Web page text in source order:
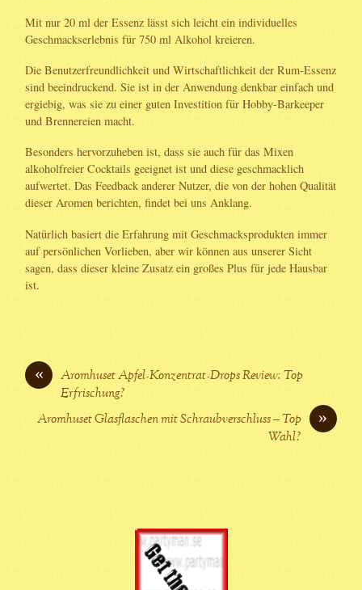
Mit nur 20 ml der Essenz lässt sich leicht ein individuelles
Geschmackserlebnis für 750 ml Alkohol kreieren.
Die Benutzerfreundlichkeit und Wirtschaftlichkeit der Rum-Essenz
sind beeindruckend. Sie ist in der Anwendung denkbar einfach und
ergiebig, was sie zu einer guten Investition für Hobby-Barkeeper
und Brennereien macht.
Besonders hervorzuheben ist, dass sie auch für das Mixen
alkoholfreier Cocktails geeignet ist und diese geschmacklich
aufwertet. Das Feedback anderer Nutzer, die von der hohen Qualität
dieser Aromen berichten, findet bei uns Anklang.
Natürlich basiert die Erfahrung mit Geschmacksprodukten immer
auf persönlichen Vorlieben, aber wir können aus unserer Sicht
sagen, dass dieser kleine Zusatz ein großes Plus für jede Hausbar
ist.
«
Aromhuset Apfel-Konzentrat-Drops Review: Top
Erfrischung?
»
Aromhuset Glasflaschen mit Schraubverschluss – Top
Wahl?